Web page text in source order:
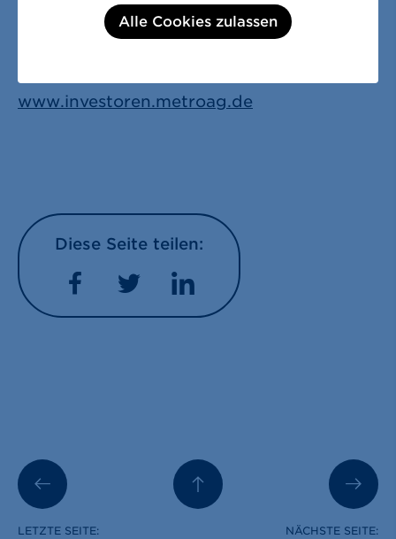
+49 211 6886-1280
+49 211 6886-73-3759
www.investoren.metroag.de
Diese Seite teilen:
FacebookTwitterLinkedIn
LETZTE SEITE: NÄCHSTE SEITE:
Alle Cookies zulassen